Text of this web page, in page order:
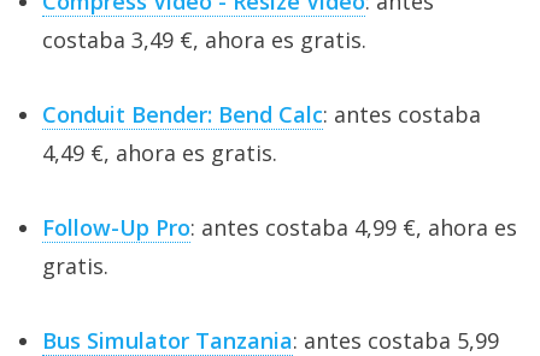
costaba 3,49 €, ahora es gratis.
Conduit Bender: Bend Calc: antes costaba
4,49 €, ahora es gratis.
Follow-Up Pro: antes costaba 4,99 €, ahora es
gratis.
Bus Simulator Tanzania: antes costaba 5,99